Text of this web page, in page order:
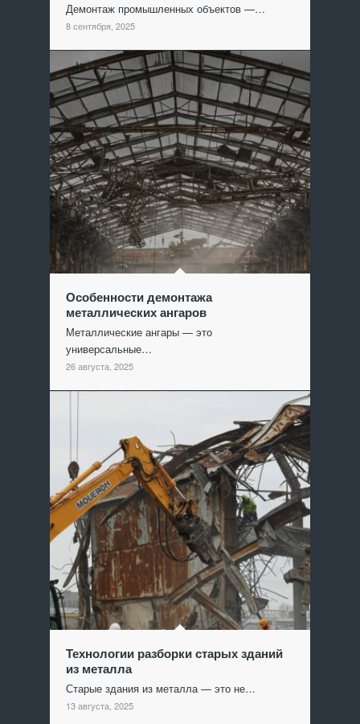
Демонтаж промышленных объектов —…
8 сентября, 2025
Особенности демонтажа
металлических ангаров
Металлические ангары — это
универсальные…
26 августа, 2025
Технологии разборки старых зданий
из металла
Старые здания из металла — это не…
13 августа, 2025